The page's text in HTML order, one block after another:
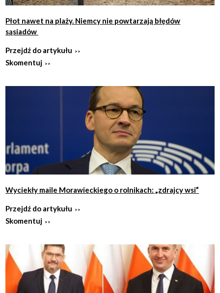
Płot nawet na plaży. Niemcy nie powtarzają błędów
sąsiadów
Przejdź do artykułu
Skomentuj
Wyciekły maile Morawieckiego o rolnikach: „zdrajcy wsi”
Przejdź do artykułu
Skomentuj